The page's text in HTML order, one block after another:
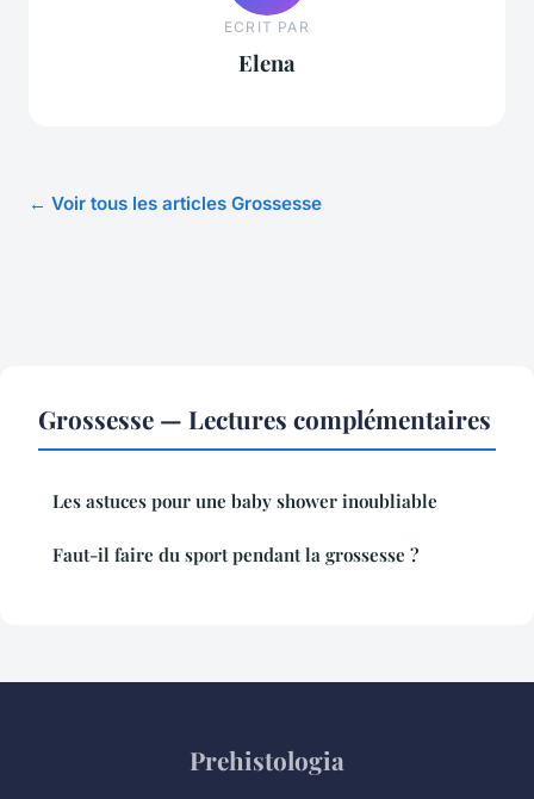
ECRIT PAR
Elena
← Voir tous les articles Grossesse
Grossesse — Lectures complémentaires
Les astuces pour une baby shower inoubliable
Faut-il faire du sport pendant la grossesse ?
Prehistologia